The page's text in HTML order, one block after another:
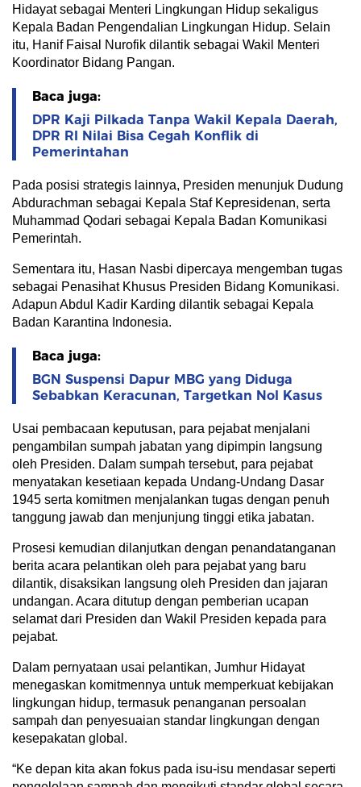
Hidayat sebagai Menteri Lingkungan Hidup sekaligus
Kepala Badan Pengendalian Lingkungan Hidup. Selain
itu, Hanif Faisal Nurofik dilantik sebagai Wakil Menteri
Koordinator Bidang Pangan.
Baca juga:
DPR Kaji Pilkada Tanpa Wakil Kepala Daerah,
DPR RI Nilai Bisa Cegah Konflik di
Pemerintahan
Pada posisi strategis lainnya, Presiden menunjuk Dudung
Abdurachman sebagai Kepala Staf Kepresidenan, serta
Muhammad Qodari sebagai Kepala Badan Komunikasi
Pemerintah.
Sementara itu, Hasan Nasbi dipercaya mengemban tugas
sebagai Penasihat Khusus Presiden Bidang Komunikasi.
Adapun Abdul Kadir Karding dilantik sebagai Kepala
Badan Karantina Indonesia.
Baca juga:
BGN Suspensi Dapur MBG yang Diduga
Sebabkan Keracunan, Targetkan Nol Kasus
Usai pembacaan keputusan, para pejabat menjalani
pengambilan sumpah jabatan yang dipimpin langsung
oleh Presiden. Dalam sumpah tersebut, para pejabat
menyatakan kesetiaan kepada Undang-Undang Dasar
1945 serta komitmen menjalankan tugas dengan penuh
tanggung jawab dan menjunjung tinggi etika jabatan.
Prosesi kemudian dilanjutkan dengan penandatanganan
berita acara pelantikan oleh para pejabat yang baru
dilantik, disaksikan langsung oleh Presiden dan jajaran
undangan. Acara ditutup dengan pemberian ucapan
selamat dari Presiden dan Wakil Presiden kepada para
pejabat.
Dalam pernyataan usai pelantikan, Jumhur Hidayat
menegaskan komitmennya untuk memperkuat kebijakan
lingkungan hidup, termasuk penanganan persoalan
sampah dan penyesuaian standar lingkungan dengan
kesepakatan global.
“Ke depan kita akan fokus pada isu-isu mendasar seperti